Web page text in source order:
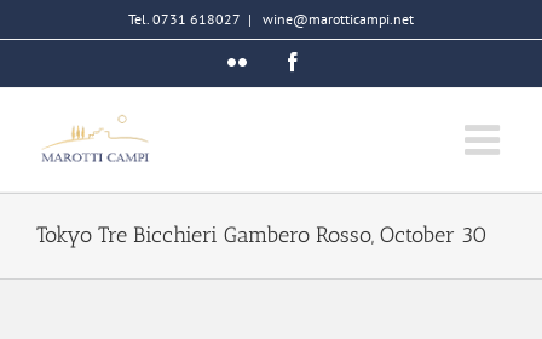
al
Tel. 0731 618027 | wine@marotticampi.net
Flickr
Tokyo Tre Bicchieri Gambero Rosso, October 30